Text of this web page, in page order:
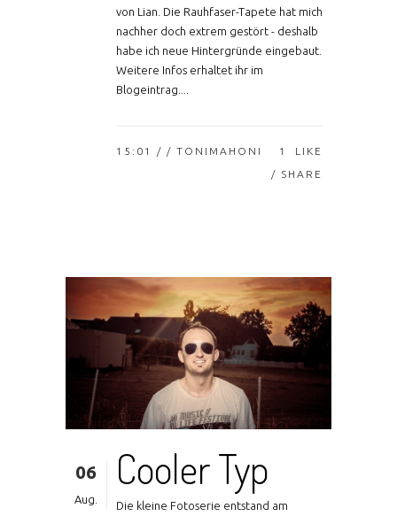
von Lian. Die Rauhfaser-Tapete hat mich
nachher doch extrem gestört - deshalb
habe ich neue Hintergründe eingebaut.
Weitere Infos erhaltet ihr im
Blogeintrag....
15:01 / / TONIMAHONI 1
LIKE
SHARE
06
Aug.
Cooler Typ
Die kleine Fotoserie entstand am